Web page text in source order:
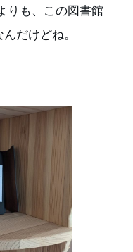
りも、この図書館
だけどね。